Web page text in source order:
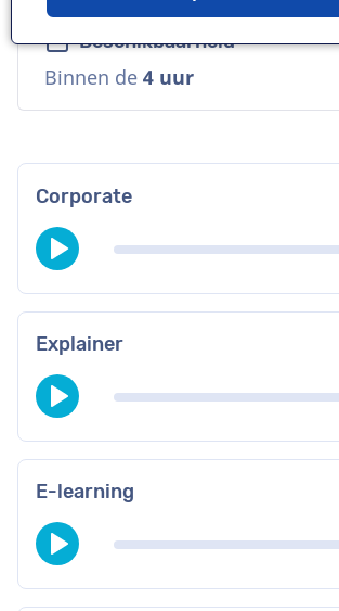
Beschikbaarheid
Binnen de 4 uur
Corporate
Explainer
E-learning